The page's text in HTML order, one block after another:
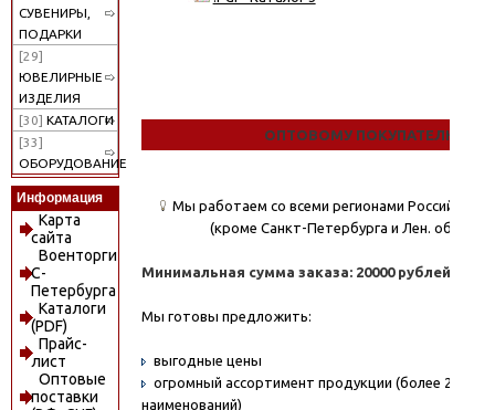
СУВЕНИРЫ,
ПОДАРКИ
[29]
ЮВЕЛИРНЫЕ
ИЗДЕЛИЯ
[30] КАТАЛОГИ
[33]
ОБОРУДОВАНИЕ
Информация
Карта
сайта
Военторги
С-
Петербурга
Каталоги
(PDF)
Прайс-
лист
Оптовые
поставки
ОПТОВОМУ ПОКУПАТЕЛЮ
Мы работаем со всеми регионами Российской
(кроме Санкт-Петербурга и Лен.
Минимальная сумма заказа: 20000 рублей.
Мы готовы предложить:
выгодные цены
огромный ассортимент продукции (более 20000
наименований)